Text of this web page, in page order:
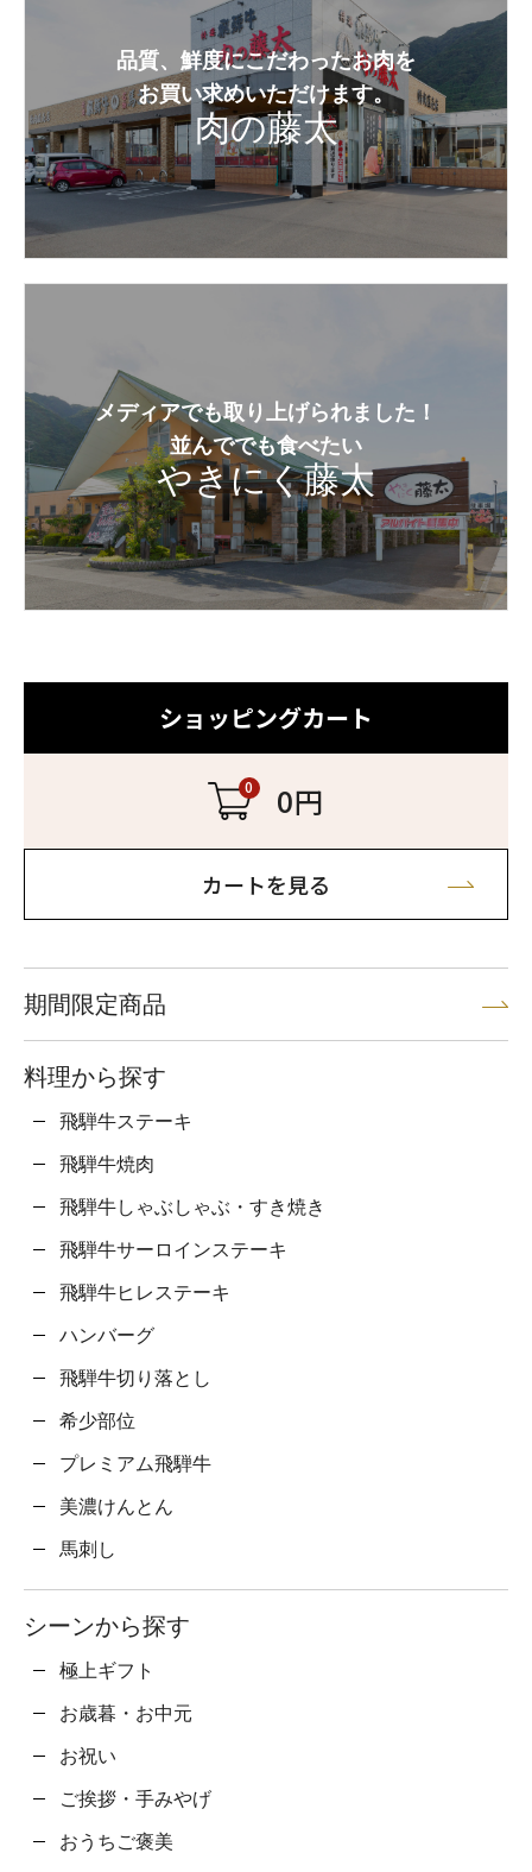
肉の藤太
品質、鮮度にこだわったお肉を
お買い求めいただけます。
やきにく藤太
メディアでも取り上げられました！
並んででも食べたい
ショッピングカート
0 0円
カートを見る
期間限定商品
料理から探す
飛騨牛ステーキ
飛騨牛焼肉
飛騨牛しゃぶしゃぶ・すき焼き
飛騨牛サーロインステーキ
飛騨牛ヒレステーキ
ハンバーグ
飛騨牛切り落とし
希少部位
プレミアム飛騨牛
美濃けんとん
馬刺し
シーンから探す
極上ギフト
お歳暮・お中元
お祝い
ご挨拶・手みやげ
おうちご褒美